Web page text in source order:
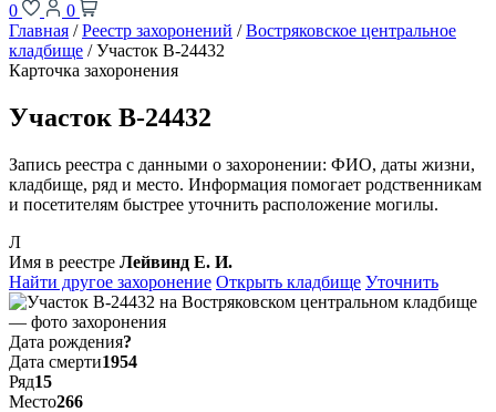
0
0
Главная / Реестр захоронений / Востряковское центральное
кладбище / Участок В-24432
Карточка захоронения
Участок В-24432
Запись реестра с данными о захоронении: ФИО, даты жизни,
кладбище, ряд и место. Информация помогает родственникам
и посетителям быстрее уточнить расположение могилы.
Л
Имя в реестре Лейвинд Е. И.
Найти другое захоронение Открыть кладбище Уточнить
Дата рождения?
Дата смерти1954
Ряд15
Место266